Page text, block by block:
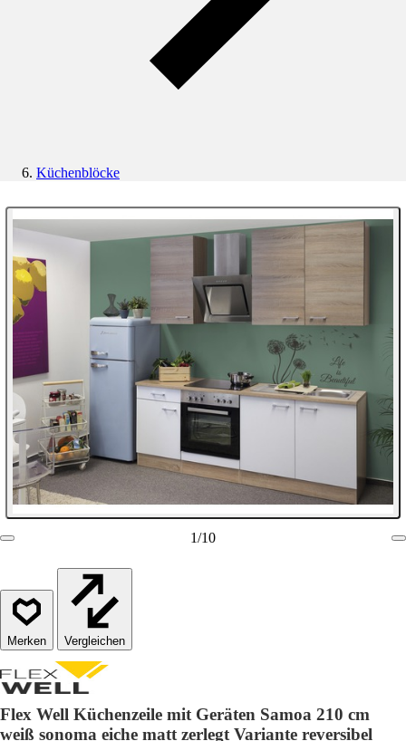
Küchenblöcke
1/10
Vergleichen
Flex Well Küchenzeile mit Geräten Samoa 210 cm
weiß sonoma eiche matt zerlegt Variante reversibel